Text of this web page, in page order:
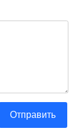
Отправить